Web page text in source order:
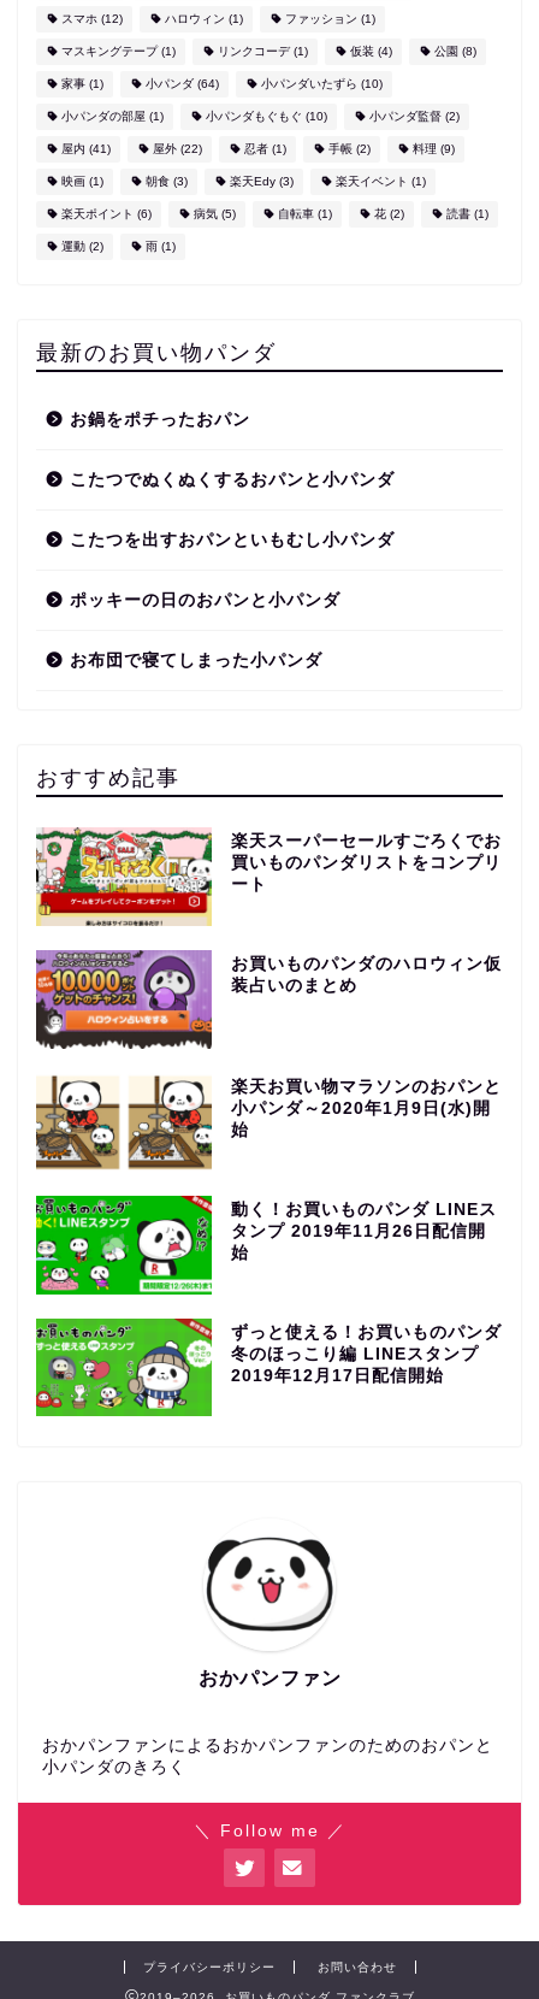
スマホ (12) ハロウィン (1) ファッション (1)
マスキングテープ(1) リンクコーデ(1) 仮装 (4) 公園 (8)
家事 (1) 小パンダ (64) 小パンダいたずら (10)
小パンダの部屋 (1) 小パンダもぐもぐ (10) 小パンダ監督 (2)
屋内 (41) 屋外 (22) 忍者 (1) 手帳 (2) 料理 (9)
映画 (1) 朝食 (3) 楽天Edy (3) 楽天イベント (1)
楽天ポイント (6) 病気 (5) 自転車 (1) 花 (2) 読書 (1)
運動 (2) 雨 (1)
最新のお買い物パンダ
お鍋をポチったおパン
こたつでぬくぬくするおパンと小パンダ
こたつを出すおパンといもむし小パンダ
ポッキーの日のおパンと小パンダ
お布団で寝てしまった小パンダ
おすすめ記事
楽天スーパーセールすごろくでお
買いものパンダリストをコンプリ
ート
お買いものパンダのハロウィン仮
装占いのまとめ
楽天お買い物マラソンのおパンと
小パンダ～2020年1月9日(水)開
始
動く！お買いものパンダ LINEス
タンプ 2019年11月26日配信開
始
ずっと使える！お買いものパンダ
冬のほっこり編 LINEスタンプ
2019年12月17日配信開始
おかパンファン
おかパンファンによるおかパンファンのためのおパンと
小パンダのきろく
＼ Follow me ／
プライバシーポリシー お問い合わせ